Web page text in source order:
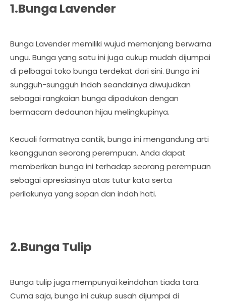
1.Bunga Lavender
Bunga Lavender memiliki wujud memanjang berwarna
ungu. Bunga yang satu ini juga cukup mudah dijumpai
di pelbagai toko bunga terdekat dari sini. Bunga ini
sungguh-sungguh indah seandainya diwujudkan
sebagai rangkaian bunga dipadukan dengan
bermacam dedaunan hijau melingkupinya.
Kecuali formatnya cantik, bunga ini mengandung arti
keanggunan seorang perempuan. Anda dapat
memberikan bunga ini terhadap seorang perempuan
sebagai apresiasinya atas tutur kata serta
perilakunya yang sopan dan indah hati.
2.Bunga Tulip
Bunga tulip juga mempunyai keindahan tiada tara.
Cuma saja, bunga ini cukup susah dijumpai di